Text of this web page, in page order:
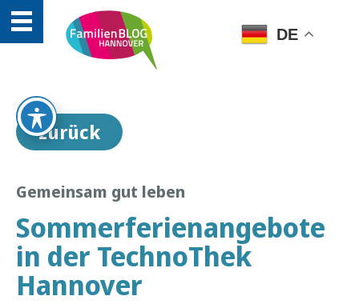
DE
zurück
Gemeinsam gut leben
Sommerferienangebote
in der TechnoThek
Hannover